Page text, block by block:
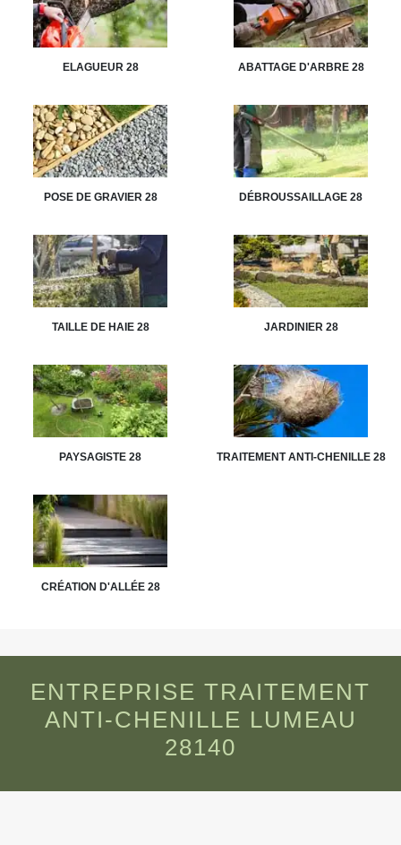
ELAGUEUR 28 ABATTAGE D'ARBRE 28
POSE DE GRAVIER 28 DÉBROUSSAILLAGE 28
TAILLE DE HAIE 28 JARDINIER 28
PAYSAGISTE 28 TRAITEMENT ANTI-CHENILLE 28
CRÉATION D'ALLÉE 28
ENTREPRISE TRAITEMENT
ANTI-CHENILLE LUMEAU
28140